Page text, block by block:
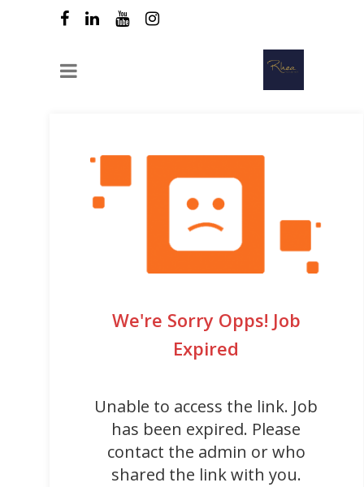
We're Sorry Opps! Job
Expired
Unable to access the link. Job
has been expired. Please
contact the admin or who
shared the link with you.